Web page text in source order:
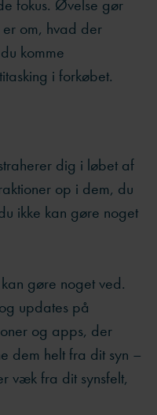
fokus. Øvelse gør
om, hvad der
komme
i forkøbet.
dig i løbet af
op i dem, du
ikke kan gøre noget
gøre noget ved.
updates på
og apps, der
dem helt fra dit syn –
væk fra dit synsfelt,